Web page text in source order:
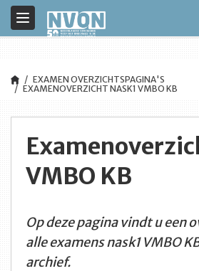
<title>NVON</title>
Toggle
navigation
EXAMEN OVERZICHTSPAGINA'S
EXAMENOVERZICHT NASK1 VMBO KB
VMBO KB
Op deze pagina vindt u een
alle examens nask1 VMBO
archief.